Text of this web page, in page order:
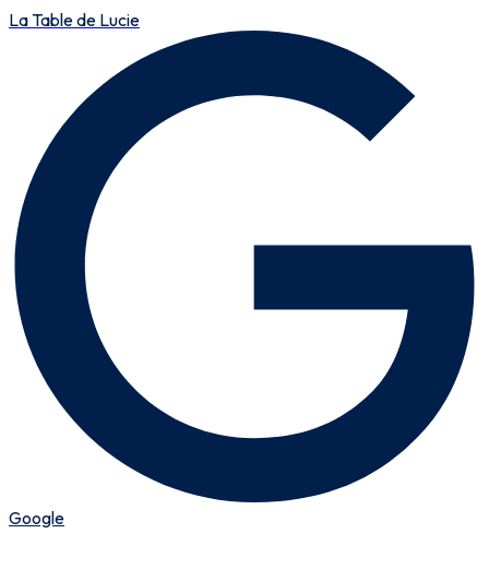
La Table de Lucie
Google